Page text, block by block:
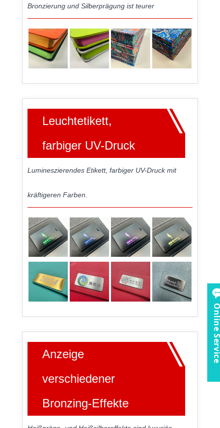
Bronzierung und Silberprägung ist teurer
Leuchtetikett,
farbiger UV-Druck
Lumineszierendes Etikett, farbiger UV-Druck mit
kräftigeren Farben.
Anzeige
verschiedener
Bronzing-Effekte